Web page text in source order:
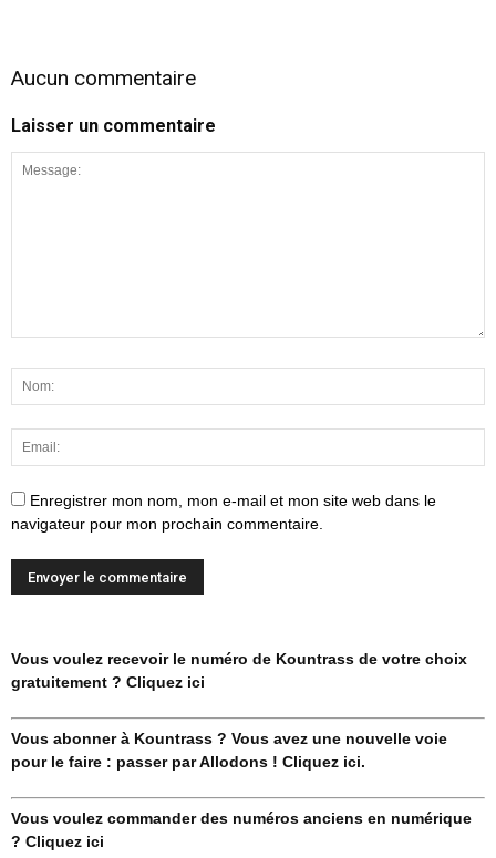
Aucun commentaire
Laisser un commentaire
Enregistrer mon nom, mon e-mail et mon site web dans le
navigateur pour mon prochain commentaire.
Vous voulez recevoir le numéro de Kountrass de votre choix
gratuitement ? Cliquez ici
Vous abonner à Kountrass ? Vous avez une nouvelle voie
pour le faire : passer par Allodons ! Cliquez ici.
Vous voulez commander des numéros anciens en numérique
? Cliquez ici